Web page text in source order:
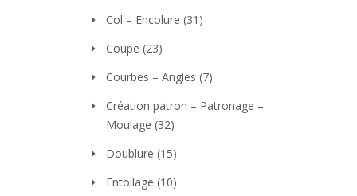
Col – Encolure (31)
Coupe (23)
Courbes – Angles (7)
Création patron – Patronage –
Moulage (32)
Doublure (15)
Entoilage (10)